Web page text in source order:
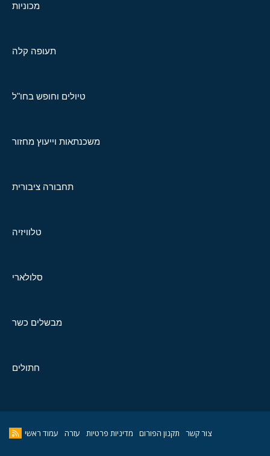
מכוניות
תעופה קלה
טיולים וחופש בחו"ל
משכנתאות וייעוץ מחזור
תחבורה ציבורית
טלוויזיה
סלולארי
מבשלים כשר
חתולים
צור קשר תקנון הפורום מדיניות פרטיות עזרה עמוד ראשי